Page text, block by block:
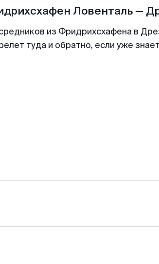
Ловенталь —
из Фридрихсхафена в
туда и обратно, если уже